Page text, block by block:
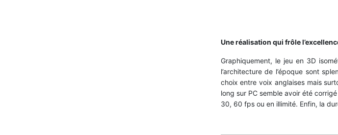
Une réalisation qui frôle
Graphiquement, le jeu en 3D
l’architecture de l’époque sont
choix entre voix anglaises mais
long sur PC semble avoir été
30, 60 fps ou en illimité. Enfin, la